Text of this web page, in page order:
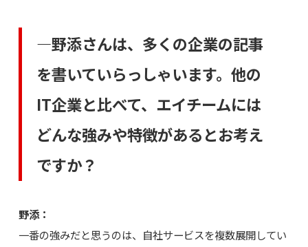
―野添さんは、多くの企業の記事
を書いていらっしゃいます。他の
IT企業と比べて、エイチームには
どんな強みや特徴があるとお考え
ですか？
野添：
一番の強みだと思うのは、自社サービスを複数展開してい